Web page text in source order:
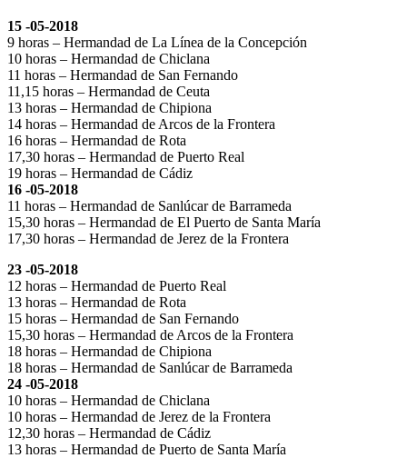
15 -05-2018
9 horas – Hermandad de La Línea de la Concepción
10 horas – Hermandad de Chiclana
11 horas – Hermandad de San Fernando
11,15 horas – Hermandad de Ceuta
13 horas – Hermandad de Chipiona
14 horas – Hermandad de Arcos de la Frontera
16 horas – Hermandad de Rota
17,30 horas – Hermandad de Puerto Real
19 horas – Hermandad de Cádiz
16 -05-2018
11 horas – Hermandad de Sanlúcar de Barrameda
15,30 horas – Hermandad de El Puerto de Santa María
17,30 horas – Hermandad de Jerez de la Frontera
23 -05-2018
12 horas – Hermandad de Puerto Real
13 horas – Hermandad de Rota
15 horas – Hermandad de San Fernando
15,30 horas – Hermandad de Arcos de la Frontera
18 horas – Hermandad de Chipiona
18 horas – Hermandad de Sanlúcar de Barrameda
24 -05-2018
10 horas – Hermandad de Chiclana
10 horas – Hermandad de Jerez de la Frontera
12,30 horas – Hermandad de Cádiz
13 horas – Hermandad de Puerto de Santa María